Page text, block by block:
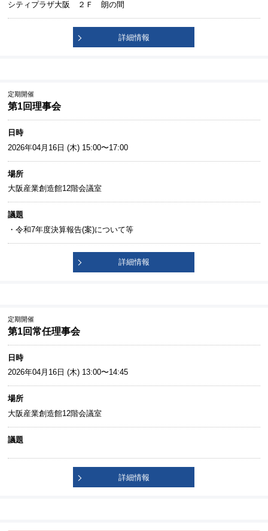
シティプラザ大阪 ２Ｆ 朗の間
詳細情報
定期開催
第1回理事会
日時
2026年04月16日 (木) 15:00〜17:00
場所
大阪産業創造館12階会議室
議題
・令和7年度決算報告(案)について等
詳細情報
定期開催
第1回常任理事会
日時
2026年04月16日 (木) 13:00〜14:45
場所
大阪産業創造館12階会議室
議題
詳細情報